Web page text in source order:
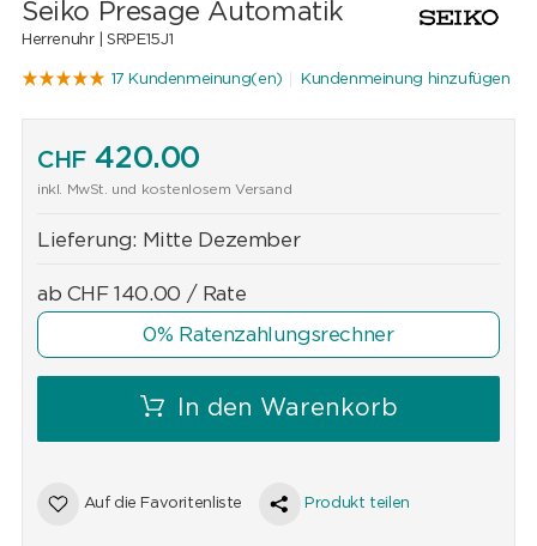
Seiko Presage Automatik
Herrenuhr |SRPE15J1
17 Kundenmeinung(en) Kundenmeinung hinzufügen
CHF420.00
inkl. MwSt. und kostenlosem Versand
Lieferung: Mitte Dezember
ab CHF140.00 / Rate
0% Ratenzahlungsrechner
In den Warenkorb
Auf die Favoritenliste Produkt teilen